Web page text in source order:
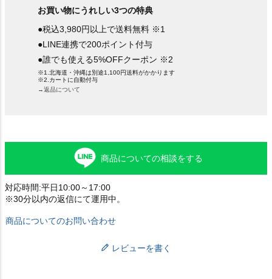
お買い物にうれしい3つの特典
●税込3,980円以上で送料無料 ※1
●LINE連携で200ポイント付与
●誰でも使える5%OFFクーポン ※2
※1.北海道・沖縄は別途1,100円送料がかかります
※2.カートに自動付与
→返品について
商品についての相談をする
対応時間:平日10:00～17:00
※30分以内の返信にて運用中。
商品についてのお問い合わせ
レビューを書く